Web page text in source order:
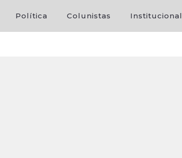
Política Colunistas Institucional